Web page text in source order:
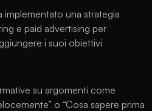
implementato una strategia
e paid advertising per
i suoi obiettivi
su argomenti come
o “Cosa sapere prima